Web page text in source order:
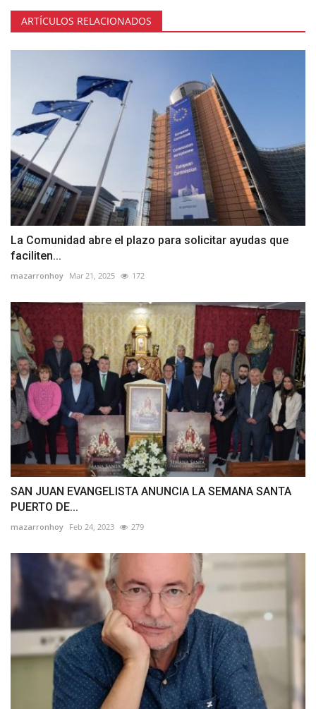
ARTÍCULOS RELACIONADOS
La Comunidad abre el plazo para solicitar ayudas que
faciliten...
mazarronhoy Mar 21, 2025 172
SAN JUAN EVANGELISTA ANUNCIA LA SEMANA SANTA
PUERTO DE...
mazarronhoy Feb 24, 2023 279